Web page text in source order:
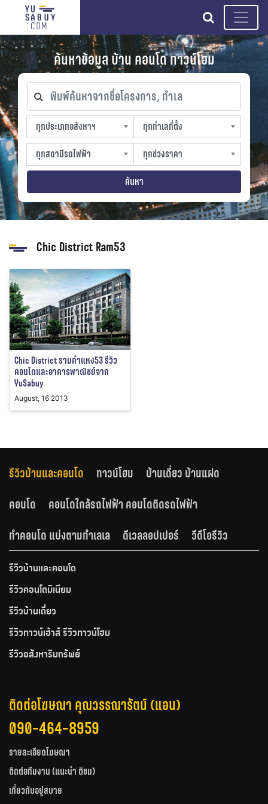
search
ค้นหาข้อมูล บ้าน คอนโด ทาวน์โฮม
พิมพ์ค้นหาจากชื่อโครงการ, ทำเล
ทุกประเภทอสังหาฯ
ทุกประเภทอสังหาฯ
sproperty
ทุกทำเลที่ตั้ง
ทุกทำเลที่ตั้ง
slocation
ทุกสถานีรถไฟฟ้า
ทุกสถานีรถไฟฟ้า
strain-station
ทุกช่วงราคา
ทุกช่วงราคา
sprice
ค้นหา
Chic District Ram53
Chic District รามคำแหง53 รีวิว
คอนโดและอาคารพาณิชย์จาก
YuSabuy
August, 16 2013
รีวิวบ้านและคอนโด ทาวน์โฮม
บ้านเดี่ยว บ้านแฝด
คอนโด
คอนโดใกล้รถไฟฟ้า คอนโดติดรถไฟฟ้า
ทำคอนโด แบ่งตามทำเลเล
ดีเวลลอปเปอร์ วีดีโอรีวิว
รีวิวบ้านและคอนโด
รีวิวคอนโดมิเนียม
รีวิวบ้านเดี่ยว
รีวิวทาวน์เฮ้าส์ รีวิวทาวน์โฮม
รีวิวอสังหาริมทรัพย์
ติดต่อโฆษณา คุณวรรณารัตน์ (แอน)
090-464-8959
รายละเอียดโฆษณา
ติดต่อทีมงาน (แนะนำ ติชม)
เกี่ยวกับอยู่สบาย